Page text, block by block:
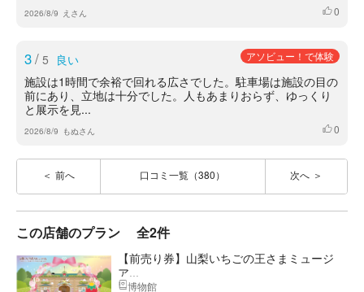
2026/8/9 えさん いいね
0
3/ 5 良い アソビュー！で体験
施設は1時間で余裕で回れる広さでした。駐車場は施設の目の
前にあり、立地は十分でした。人もあまりおらず、ゆっくり
と展示を見...
2026/8/9 もぬさん いいね
0
前へ 口コミ一覧（380） 次へ
この店舗のプラン 全2件
【前売り券】山梨いちごの王さまミュージ
ア...
博物館